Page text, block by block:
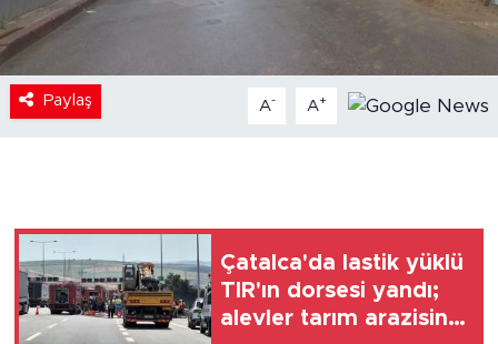
Paylaş A- A+
Çatalca'da lastik yüklü
TIR'ın dorsesi yandı;
alevler tarım arazisine